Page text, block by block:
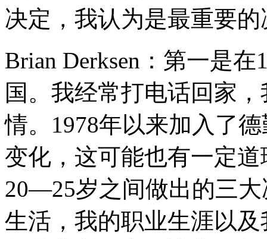
决定，我认为是最重要的
Brian Derksen：第一是
国。我经常打电话回家
情。1978年以来加入了
变化，这可能也有一定
20—25岁之间做出的三
生活，我的职业生涯以